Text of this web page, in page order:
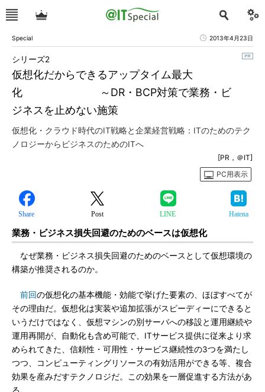
Special 2013年4月23日
仮想化だからできるアップタイム最大
化 ～DR・BCP対策で業務・ビ
ジネスを止めない施策
シリーズ2
仮想化・クラウド時代のIT戦略と企業経営戦略：ITのためのテク
ノロジーからビジネスのためのITへ
[PR，＠IT]
PC用表示
Share Post LINE Hatena
業務・ビジネス損失回避のためのベースは仮想化
なぜ業務・ビジネス損失回避のためのベースとして仮想環境の
構築が推奨されるのか。
前回の仮想化の基本機能・効能で挙げた要素の、ほぼすべてが
その理由だ。仮想化は実装や追加拡張がスピーディーにできると
いうだけではなく、仮想マシンの別サーバへの移設と運用継続や
運用再開が、自動化も含め可能で、ITサービス提供に従来より求
められてきた、信頼性・可用性・サービス継続性の3つを満たし
つつ、コンピューティングリソースの有効活用ができる等、複合
効果を産みだすテクノロジだ。この効果を一層促進する方法があ